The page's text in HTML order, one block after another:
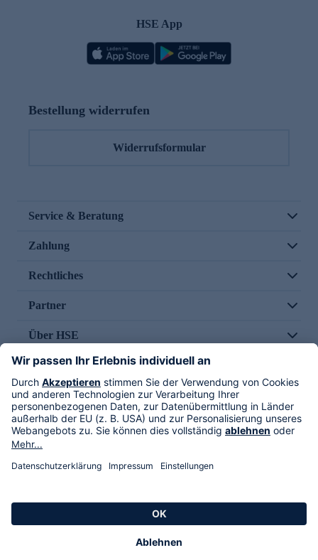
HSE App
Bestellung widerrufen
Widerrufsformular
Service & Beratung
Zahlung
Rechtliches
Partner
Über HSE
Im TV
HSE International